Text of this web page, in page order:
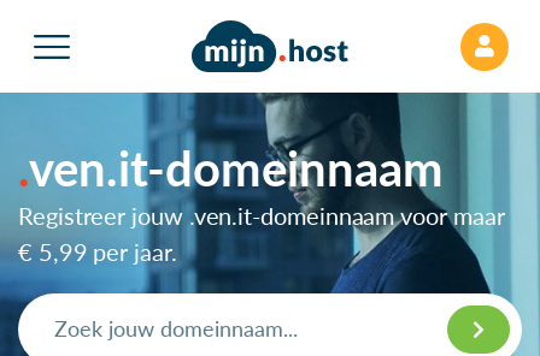
ven.it-domeinnaam
Registreer jouw .ven.it-domeinnaam voor maar
€ 5,99 per jaar.